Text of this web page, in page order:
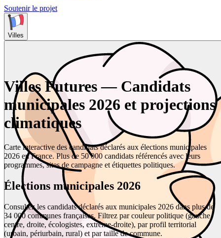
Soutenir le projet
Villes
Villes Futures — Candidats
municipales 2026 et projections
climatiques
Carte interactive des candidats déclarés aux élections municipales
2026 en France. Plus de 50 000 candidats référencés avec leurs
programmes, sites de campagne et étiquettes politiques.
Élections municipales 2026
Consultez les candidats déclarés aux municipales 2026 dans plus de
34 000 communes françaises. Filtrez par couleur politique (gauche,
centre, droite, écologistes, extrême-droite), par profil territorial
(urbain, périurbain, rural) et par taille de commune.